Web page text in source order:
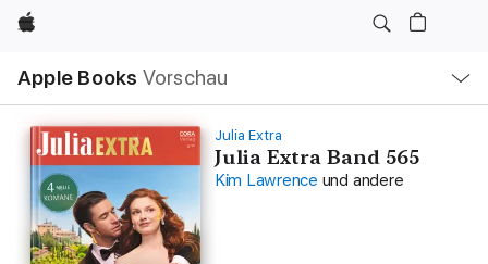
Apple
Apple Books Vorschau
Navigation
Menü
öffnen
Julia Extra
Julia Extra Band 565
Kim Lawrence und andere